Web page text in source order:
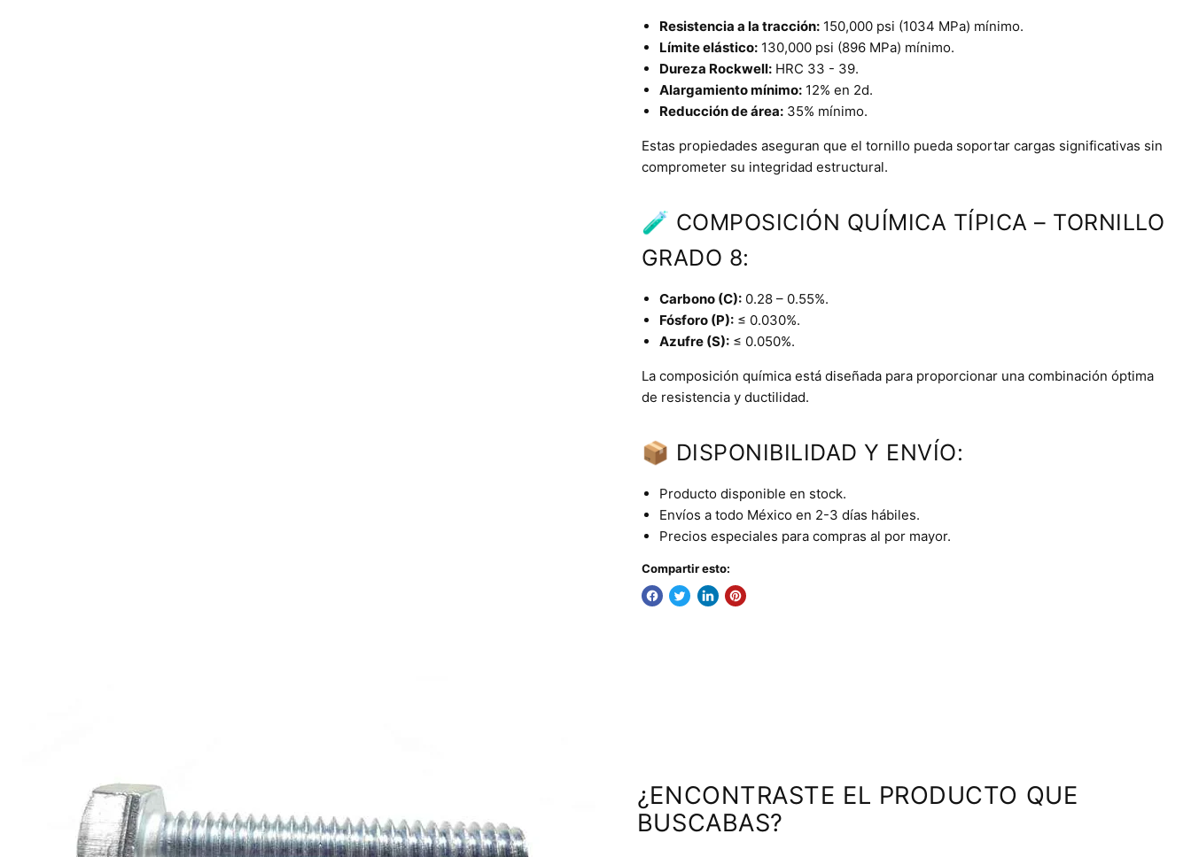
Resistencia a la tracción:150,000 psi (1034 MPa) mínimo.
Límite elástico:130,000 psi (896 MPa) mínimo.
Dureza Rockwell:HRC 33 - 39.
Alargamiento mínimo:12% en 2d.
Reducción de área:35% mínimo.
Estas propiedades aseguran que el tornillo pueda soportar cargas significativas sin
comprometer su integridad estructural.
🧪 COMPOSICIÓN QUÍMICA TÍPICA – TORNILLO
GRADO 8:
Carbono (C):0.28 – 0.55%.
Fósforo (P):≤ 0.030%.
Azufre (S):≤ 0.050%.
La composición química está diseñada para proporcionar una combinación óptima
de resistencia y ductilidad.
📦 DISPONIBILIDAD Y ENVÍO:
Producto disponible en stock.
Envíos a todo México en 2-3 días hábiles.
Precios especiales para compras al por mayor.
Compartir esto:
¿ENCONTRASTE EL PRODUCTO QUE
BUSCABAS?